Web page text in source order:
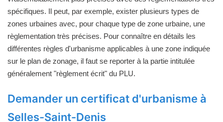
spécifiques. Il peut, par exemple, exister plusieurs types de
zones urbaines avec, pour chaque type de zone urbaine, une
règlementation très précises. Pour connaître en détails les
différentes règles d'urbanisme applicables à une zone indiquée
sur le plan de zonage, il faut se reporter à la partie intitulée
généralement "règlement écrit" du PLU.
Demander un certificat d'urbanisme à
Selles-Saint-Denis